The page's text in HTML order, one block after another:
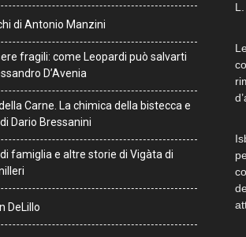
di Antonio Manzini
fragili: come Leopardi può salvarti
D’Avenia
Carne. La chimica della bistecca e
Dario Bressanini
famiglia e altre storie di Vigàta di
DeLillo